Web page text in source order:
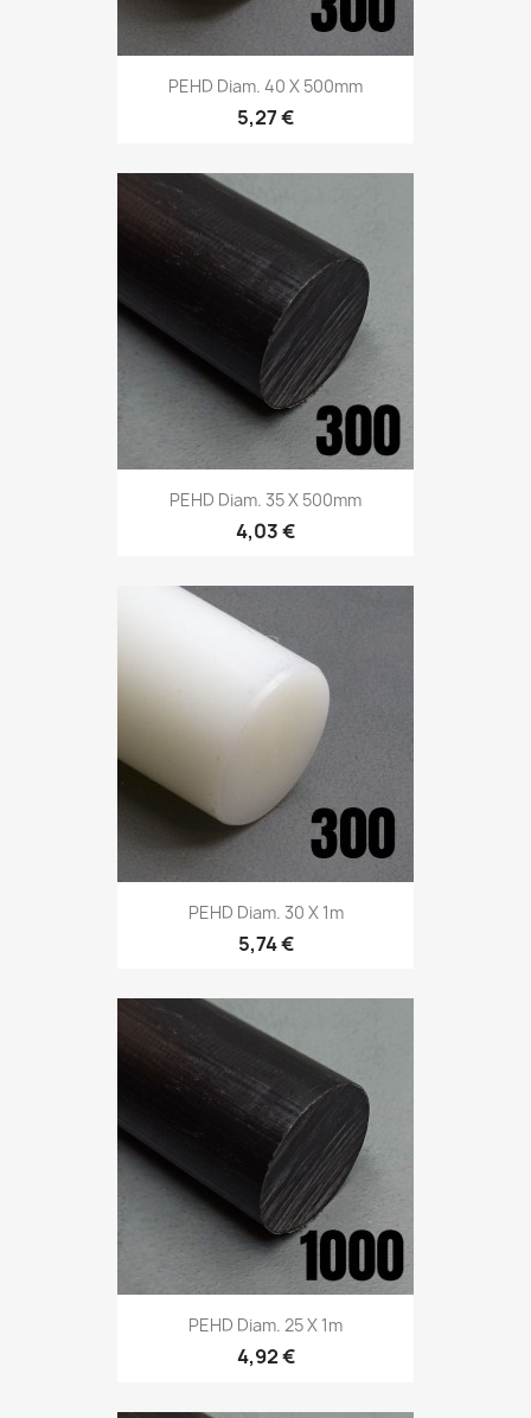
PEHD Diam. 40 X 500mm
5,27 €
PEHD Diam. 35 X 500mm
4,03 €
PEHD Diam. 30 X 1m
5,74 €
PEHD Diam. 25 X 1m
4,92 €